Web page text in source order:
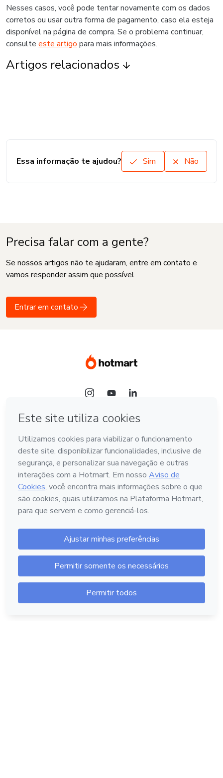
Nesses casos, você pode tentar novamente com os dados
corretos ou usar outra forma de pagamento, caso ela esteja
disponível na página de compra. Se o problema continuar,
consulte este artigo para mais informações.
Artigos relacionados
Essa informação te ajudou? Sim Não
Precisa falar com a gente?
Se nossos artigos não te ajudaram, entre em contato e
vamos responder assim que possível
Entrar em contato
Idioma
Português - Brasil
Hotmart — 2011-2026 © Todos os direitos reservados